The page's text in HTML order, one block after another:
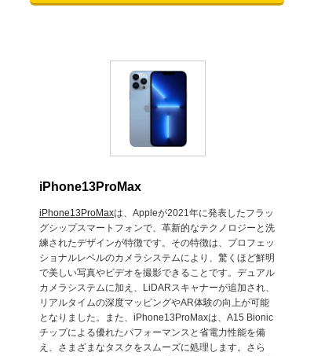
iPhone13ProMax
iPhone13ProMaxは、Appleが2021年に発表したフラッ
グシップスマートフォンで、革新的なテクノロジーと洗
練されたデザインが特徴です。その特徴は、プロフェッ
ショナルレベルのカメラシステムにより、驚くほど鮮明
で美しい写真やビデオを撮影できることです。デュアル
カメラシステムに加え、LiDARスキャナーが追加され、
リアルタイムの深度マッピングやAR体験の向上が可能
となりました。また、iPhone13ProMaxは、A15 Bionic
チップによる優れたパフォーマンスと省電力性能を備
え、さまざまなタスクをスムーズに処理します。さら